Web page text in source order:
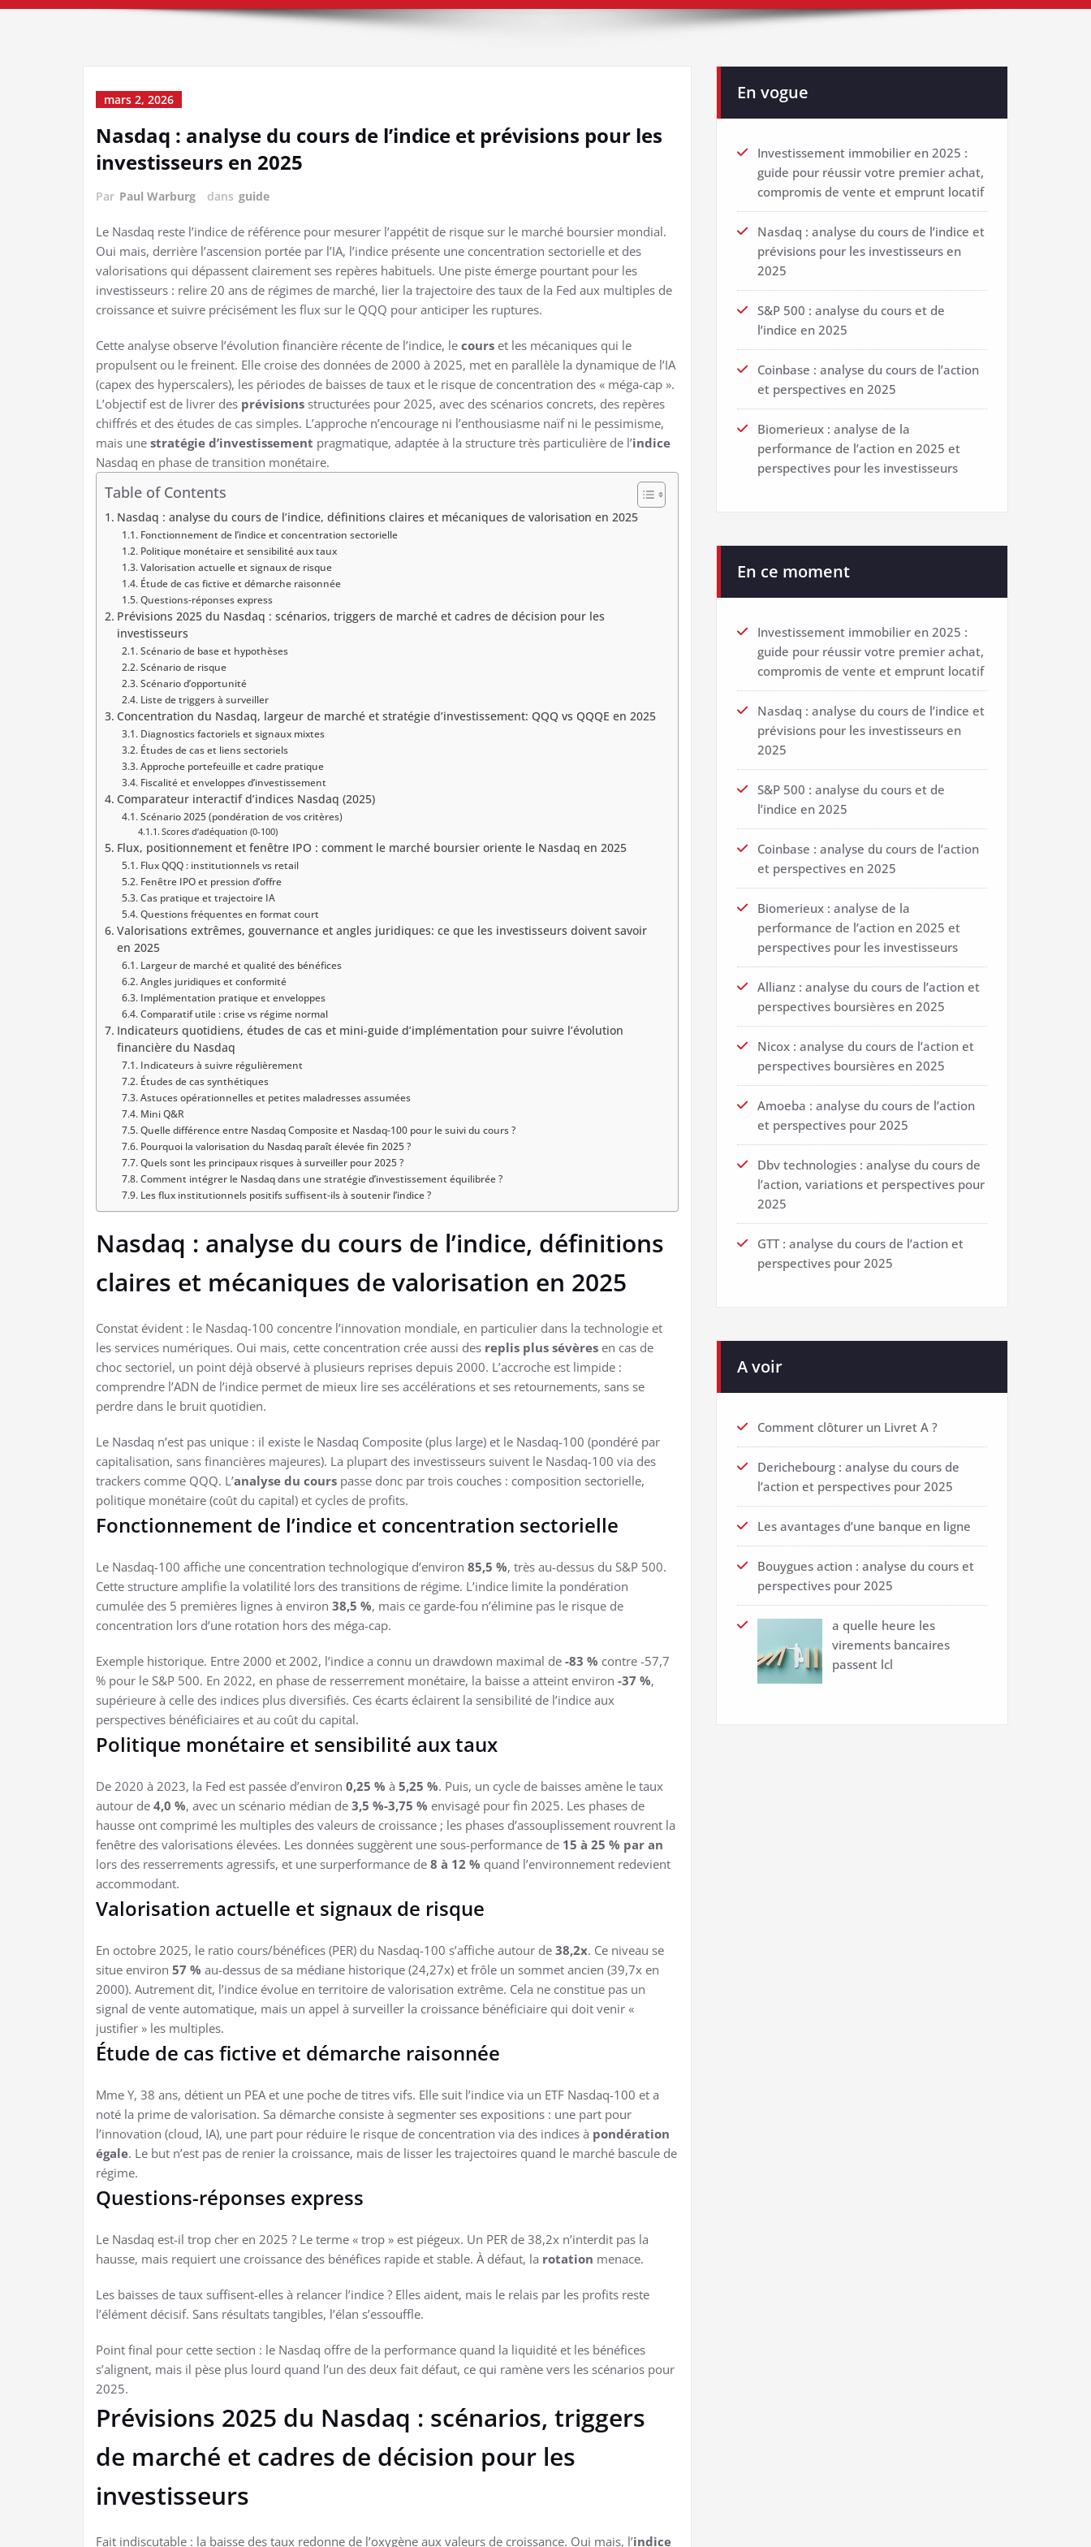
mars 2, 2026
Nasdaq : analyse du cours de l’indice et prévisions pour les
investisseurs en 2025
Par Paul Warburg dans guide
Le Nasdaq reste l’indice de référence pour mesurer l’appétit de risque sur le marché boursier mondial.
Oui mais, derrière l’ascension portée par l’IA, l’indice présente une concentration sectorielle et des
valorisations qui dépassent clairement ses repères habituels. Une piste émerge pourtant pour les
investisseurs : relire 20 ans de régimes de marché, lier la trajectoire des taux de la Fed aux multiples de
croissance et suivre précisément les flux sur le QQQ pour anticiper les ruptures.
Cette analyse observe l’évolution financière récente de l’indice, le cours et les mécaniques qui le
propulsent ou le freinent. Elle croise des données de 2000 à 2025, met en parallèle la dynamique de l’IA
(capex des hyperscalers), les périodes de baisses de taux et le risque de concentration des « méga-cap ».
L’objectif est de livrer des prévisions structurées pour 2025, avec des scénarios concrets, des repères
chiffrés et des études de cas simples. L’approche n’encourage ni l’enthousiasme naïf ni le pessimisme,
mais une stratégie d’investissement pragmatique, adaptée à la structure très particulière de l’indice
Nasdaq en phase de transition monétaire.
Table of Contents
Nasdaq : analyse du cours de l’indice, définitions claires et mécaniques de valorisation en 2025
Fonctionnement de l’indice et concentration sectorielle
Politique monétaire et sensibilité aux taux
Valorisation actuelle et signaux de risque
Étude de cas fictive et démarche raisonnée
Questions-réponses express
Prévisions 2025 du Nasdaq : scénarios, triggers de marché et cadres de décision pour les
investisseurs
Scénario de base et hypothèses
Scénario de risque
Scénario d’opportunité
Liste de triggers à surveiller
Concentration du Nasdaq, largeur de marché et stratégie d’investissement: QQQ vs QQQE en 2025
Diagnostics factoriels et signaux mixtes
Études de cas et liens sectoriels
Approche portefeuille et cadre pratique
Fiscalité et enveloppes d’investissement
Comparateur interactif d’indices Nasdaq (2025)
Scénario 2025 (pondération de vos critères)
Scores d’adéquation (0-100)
Flux, positionnement et fenêtre IPO : comment le marché boursier oriente le Nasdaq en 2025
Flux QQQ : institutionnels vs retail
Fenêtre IPO et pression d’offre
Cas pratique et trajectoire IA
Questions fréquentes en format court
Valorisations extrêmes, gouvernance et angles juridiques: ce que les investisseurs doivent savoir
en 2025
Largeur de marché et qualité des bénéfices
Angles juridiques et conformité
Implémentation pratique et enveloppes
Comparatif utile : crise vs régime normal
Indicateurs quotidiens, études de cas et mini-guide d’implémentation pour suivre l’évolution
financière du Nasdaq
Indicateurs à suivre régulièrement
Études de cas synthétiques
Astuces opérationnelles et petites maladresses assumées
Mini Q&R
Quelle différence entre Nasdaq Composite et Nasdaq-100 pour le suivi du cours ?
Pourquoi la valorisation du Nasdaq paraît élevée fin 2025 ?
Quels sont les principaux risques à surveiller pour 2025 ?
Comment intégrer le Nasdaq dans une stratégie d’investissement équilibrée ?
Les flux institutionnels positifs suffisent-ils à soutenir l’indice ?
Nasdaq : analyse du cours de l’indice, définitions
claires et mécaniques de valorisation en 2025
Constat évident : le Nasdaq-100 concentre l’innovation mondiale, en particulier dans la technologie et
les services numériques. Oui mais, cette concentration crée aussi des replis plus sévères en cas de
choc sectoriel, un point déjà observé à plusieurs reprises depuis 2000. L’accroche est limpide :
comprendre l’ADN de l’indice permet de mieux lire ses accélérations et ses retournements, sans se
perdre dans le bruit quotidien.
Le Nasdaq n’est pas unique : il existe le Nasdaq Composite (plus large) et le Nasdaq-100 (pondéré par
capitalisation, sans financières majeures). La plupart des investisseurs suivent le Nasdaq-100 via des
trackers comme QQQ. L’analyse du cours passe donc par trois couches : composition sectorielle,
politique monétaire (coût du capital) et cycles de profits.
Fonctionnement de l’indice et concentration sectorielle
Le Nasdaq-100 affiche une concentration technologique d’environ 85,5 %, très au-dessus du S&P 500.
Cette structure amplifie la volatilité lors des transitions de régime. L’indice limite la pondération
cumulée des 5 premières lignes à environ 38,5 %, mais ce garde-fou n’élimine pas le risque de
concentration lors d’une rotation hors des méga-cap.
Exemple historique. Entre 2000 et 2002, l’indice a connu un drawdown maximal de -83 % contre -57,7
% pour le S&P 500. En 2022, en phase de resserrement monétaire, la baisse a atteint environ -37 %,
supérieure à celle des indices plus diversifiés. Ces écarts éclairent la sensibilité de l’indice aux
perspectives bénéficiaires et au coût du capital.
Politique monétaire et sensibilité aux taux
De 2020 à 2023, la Fed est passée d’environ 0,25 % à 5,25 %. Puis, un cycle de baisses amène le taux
autour de 4,0 %, avec un scénario médian de 3,5 %-3,75 % envisagé pour fin 2025. Les phases de
hausse ont comprimé les multiples des valeurs de croissance ; les phases d’assouplissement rouvrent la
fenêtre des valorisations élevées. Les données suggèrent une sous-performance de 15 à 25 % par an
lors des resserrements agressifs, et une surperformance de 8 à 12 % quand l’environnement redevient
accommodant.
Valorisation actuelle et signaux de risque
En octobre 2025, le ratio cours/bénéfices (PER) du Nasdaq-100 s’affiche autour de 38,2x. Ce niveau se
situe environ 57 % au-dessus de sa médiane historique (24,27x) et frôle un sommet ancien (39,7x en
2000). Autrement dit, l’indice évolue en territoire de valorisation extrême. Cela ne constitue pas un
signal de vente automatique, mais un appel à surveiller la croissance bénéficiaire qui doit venir «
justifier » les multiples.
Étude de cas fictive et démarche raisonnée
Mme Y, 38 ans, détient un PEA et une poche de titres vifs. Elle suit l’indice via un ETF Nasdaq-100 et a
noté la prime de valorisation. Sa démarche consiste à segmenter ses expositions : une part pour
l’innovation (cloud, IA), une part pour réduire le risque de concentration via des indices à pondération
égale. Le but n’est pas de renier la croissance, mais de lisser les trajectoires quand le marché bascule de
régime.
Questions-réponses express
Le Nasdaq est-il trop cher en 2025 ? Le terme « trop » est piégeux. Un PER de 38,2x n’interdit pas la
hausse, mais requiert une croissance des bénéfices rapide et stable. À défaut, la rotation menace.
Les baisses de taux suffisent-elles à relancer l’indice ? Elles aident, mais le relais par les profits reste
l’élément décisif. Sans résultats tangibles, l’élan s’essouffle.
Point final pour cette section : le Nasdaq offre de la performance quand la liquidité et les bénéfices
s’alignent, mais il pèse plus lourd quand l’un des deux fait défaut, ce qui ramène vers les scénarios pour
2025.
Prévisions 2025 du Nasdaq : scénarios, triggers
de marché et cadres de décision pour les
investisseurs
Fait indiscutable : la baisse des taux redonne de l’oxygène aux valeurs de croissance. Oui mais, l’indice
En vogue
Investissement immobilier en 2025 :
guide pour réussir votre premier achat,
compromis de vente et emprunt locatif
Nasdaq : analyse du cours de l’indice et
prévisions pour les investisseurs en
2025
S&P 500 : analyse du cours et de
l’indice en 2025
Coinbase : analyse du cours de l’action
et perspectives en 2025
Biomerieux : analyse de la
performance de l’action en 2025 et
perspectives pour les investisseurs
En ce moment
Investissement immobilier en 2025 :
guide pour réussir votre premier achat,
compromis de vente et emprunt locatif
Nasdaq : analyse du cours de l’indice et
prévisions pour les investisseurs en
2025
S&P 500 : analyse du cours et de
l’indice en 2025
Coinbase : analyse du cours de l’action
et perspectives en 2025
Biomerieux : analyse de la
performance de l’action en 2025 et
perspectives pour les investisseurs
Allianz : analyse du cours de l’action et
perspectives boursières en 2025
Nicox : analyse du cours de l’action et
perspectives boursières en 2025
Amoeba : analyse du cours de l’action
et perspectives pour 2025
Dbv technologies : analyse du cours de
l’action, variations et perspectives pour
2025
GTT : analyse du cours de l’action et
perspectives pour 2025
A voir
Comment clôturer un Livret A ?
Derichebourg : analyse du cours de
l’action et perspectives pour 2025
Les avantages d’une banque en ligne
Bouygues action : analyse du cours et
perspectives pour 2025
a quelle heure les
virements bancaires
passent lcl